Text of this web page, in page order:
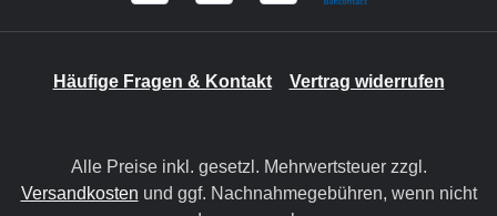
Häufige Fragen & Kontakt Vertrag widerrufen
Alle Preise inkl. gesetzl. Mehrwertsteuer zzgl.
Versandkosten und ggf. Nachnahmegebühren, wenn nicht